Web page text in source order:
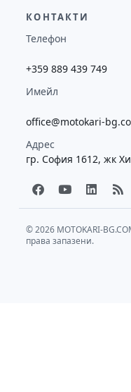
КОНТАКТИ
Телефон
+359 889 439 749
Имейл
office@motokari-
Адрес
гр. София 1612, жк
F
a
c
b
o
Y
o
u
u
b
L
i
n
e
d
R
s
s
© 2026 MOTOKARI-
права запазени.